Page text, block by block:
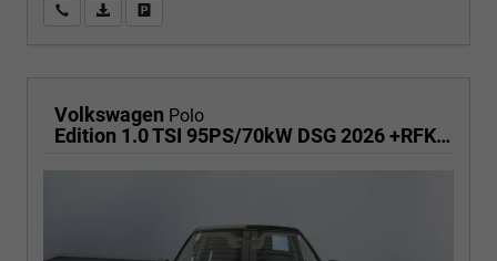
Wir rufen Sie anPDF-Fahrzeugexposé drucken
Volkswagen Polo
Edition 1.0 TSI 95PS/70kW DSG 2026 +RFK +Getönte Heckscheiben +TravelAssist +LED